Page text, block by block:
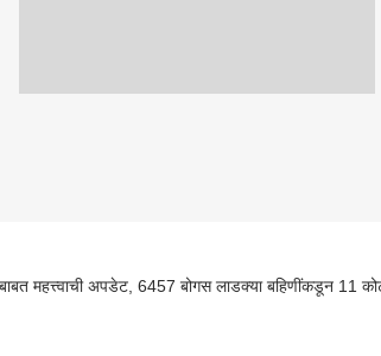
महत्त्वाची अपडेट, 6457 बोगस लाडक्या बहिणींकडून 11